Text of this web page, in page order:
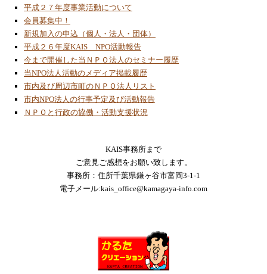
2023/3/3
読者投稿「地球温暖化対策及び環境問題
（その１）」
2023/3/3
補足資料「地球温暖化対策及び環境問題
（その２）」
2023/1/20
ＯＴＴＯロボットの組立製作と動作確認
フォバークラフト模型製作の進化過程を掲載
フォバークラフト模型製作進化の過程
テアリング４輪車ロボット」の無線操縦講座
平成２７年度事業活動について
会員募集中！
新規加入の申込（個人・法人・団体）
平成２６年度KAIS NPO活動報告
今まで開催した当ＮＰＯ法人のセミナー履歴
当NPO法人活動のメディア掲載履歴
市内及び周辺市町のＮＰＯ法人リスト
市内NPO法人の行事予定及び活動報告
ＮＰＯと行政の協働・活動支援状況
KAIS事務所まで
ご意見ご感想をお願い致します。
事務所：住所千葉県鎌ヶ谷市富岡3-1-1
電子メール:kais_office@kamagaya-info.com